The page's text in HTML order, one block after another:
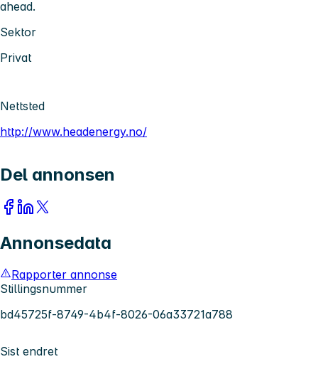
ahead.
Sektor
Privat
Nettsted
http://www.headenergy.no/
Del annonsen
Annonsedata
Rapporter annonse
Stillingsnummer
bd45725f-8749-4b4f-8026-06a33721a788
Sist endret